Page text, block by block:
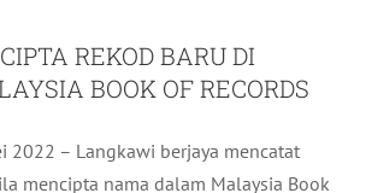
REKOD BARU DI
BOOK OF RECORDS
2022 – Langkawi berjaya mencatat
mencipta nama dalam Malaysia Book